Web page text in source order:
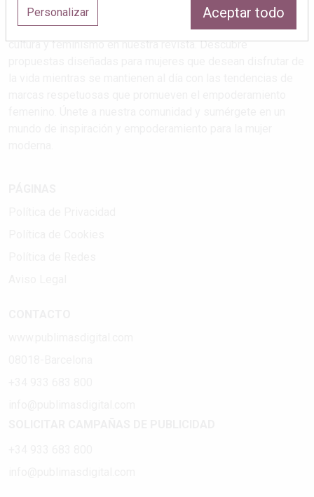
Estilos de vida que atrapan
Explora las últimas tendencias en salud, maternidad, viajes,
cultura y feminismo en nuestra revista. Descubre
Personalizar Aceptar todo